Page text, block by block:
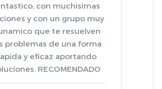
con muchisimas
y con un grupo muy
que te resuelven
problemas de una forma
y eficaz aportando
RECOMENDADO